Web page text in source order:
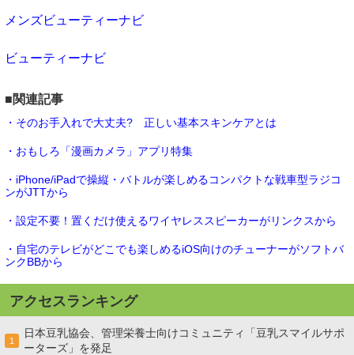
メンズビューティーナビ
ビューティーナビ
■関連記事
・そのお手入れで大丈夫? 正しい基本スキンケアとは
・おもしろ「漫画カメラ」アプリ特集
・iPhone/iPadで操縦・バトルが楽しめるコンパクトな戦車型ラジコ
ンがJTTから
・設定不要！置くだけ使えるワイヤレススピーカーがリンクスから
・自宅のテレビがどこでも楽しめるiOS向けのチューナーがソフトバ
ンクBBから
アクセスランキング
1
日本豆乳協会、管理栄養士向けコミュニティ「豆乳スマイルサポ
ーターズ」を発足